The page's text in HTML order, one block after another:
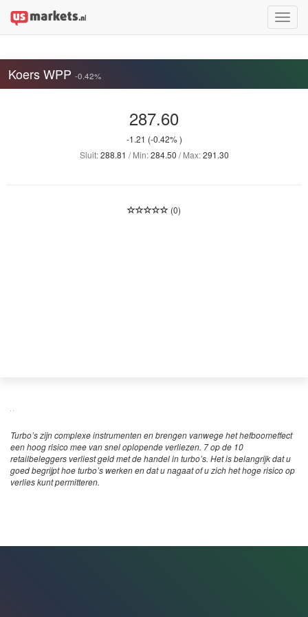
Toggle
Koers WPP -0.42%
287.60
-1.21 (-0.42% )
Sluit:288.81 / Min:284.50 / Max:291.30
(0)
Turbo’s zijn complexe instrumenten en brengen vanwege het hefboomeffect
een hoog risico mee van snel oplopende verliezen. 7 op de 10
retailbeleggers verliest geld met de handel in turbo’s. Het is belangrijk dat u
goed begrijpt hoe turbo’s werken en dat u nagaat of u zich het hoge risico op
verlies kunt permitteren.